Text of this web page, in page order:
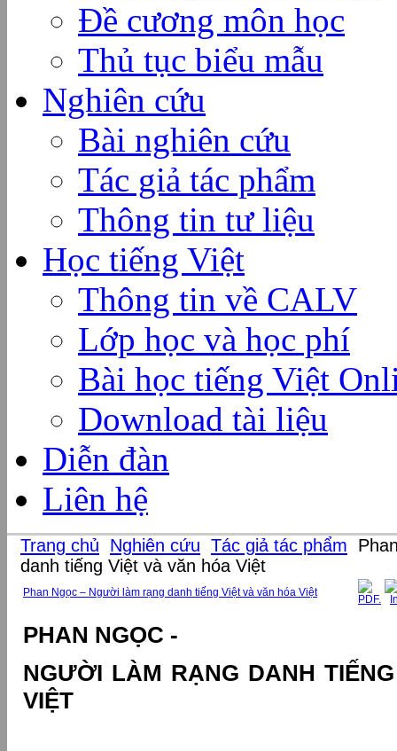
Đề cương môn học
Thủ tục biểu mẫu
Nghiên cứu
Bài nghiên cứu
Tác giả tác phẩm
Thông tin tư liệu
Học tiếng Việt
Thông tin về CALV
Lớp học và học phí
Bài học tiếng Việt
Download tài liệu
Diễn đàn
Liên hệ
Trang chủ Nghiên cứu Tác giả tác phẩm
danh tiếng Việt và văn hóa Việt
Phan Ngọc – Người làm rạng danh tiếng Việt và văn hóa Việt
PHAN NGỌC -
NGƯỜI LÀM RẠNG DANH
VIỆT